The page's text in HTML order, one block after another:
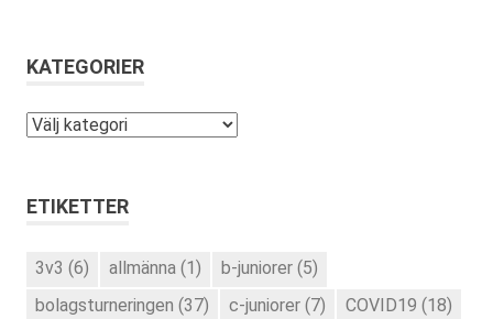
KATEGORIER
Kategorier
ETIKETTER
3v3 (6) allmänna (1) b-juniorer (5)
bolagsturneringen (37) c-juniorer (7) COVID19 (18)